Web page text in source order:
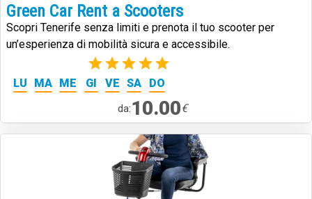
Green Car Rent a Scooters
Scopri Tenerife senza limiti e prenota il tuo scooter per
un’esperienza di mobilità sicura e accessibile.
(1)
LU MA ME GI VE SA DO
da:10.00€